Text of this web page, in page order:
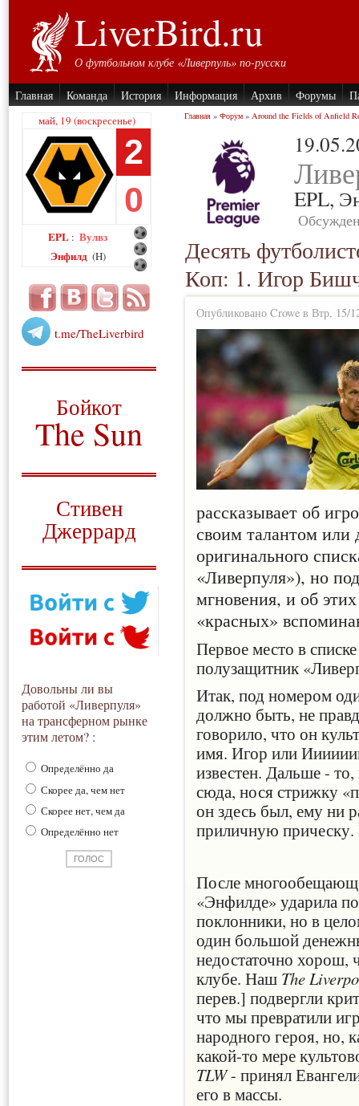
LiverBird.ru
О футбольном клубе «Ливерпуль» по-русски
Главная Команда История Информация Архив Форумы
май, 19 (воскресенье)
2
0
EPL : Вулвз
Энфилд (H)
t.me/TheLiverbird
Бойкот
The Sun
Стивен
Джеррард
Довольны ли вы
работой «Ливерпуля»
на трансферном рынке
этим летом? :
Определённо да
Скорее да, чем нет
Скорее нет, чем да
Определённо нет
Главная » Форум » Around the Fields of Anfield
EPL,
Десять
Коп: 1. Игор
Опубликовано Crowe в Втр, 15/
рассказывает об
своим талантом или
оригинального
«Ливерпуля»), но
мгновения, и об
«красных»
Первое место в
полузащитник
Итак, под номером
должно быть, не
говорило, что он
имя. Игор или
известен. Дальше -
сюда, нося стрижку
он здесь был, ему ни
приличную прическу.
После
«Энфилде» ударила
поклонники, но в
один большой
недостаточно хорош,
клубе. Наш The
перев.] подвергли
что мы превратили
народного героя, но,
какой-то мере
TLW- принял
его в массы.